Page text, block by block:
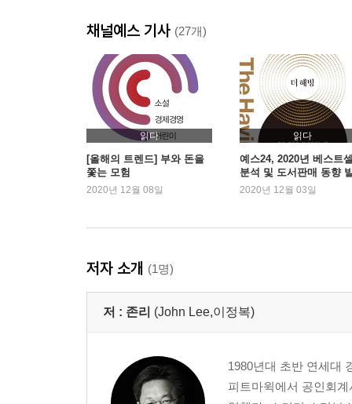
02 일본의 실패를 답습하지 마라
03 좁은 시야의 재테크에서 벗어나라
04 자녀를 일찍부터 자본가의 길로 이끌어라
05 황금알 낳는 거위를 죽이지 마라
06 주식이나 주식형 펀드에 반드시 투자해라
07 주식 vs. 펀드
08 편견에서 벗어나라
3장 경제독립을 위한 여정 10단계
3단계 부채를 줄여라
4단계 매일 1만 원씩 여유자금을 만들어 투자해라
5단계 퇴직연금제도를 활용해라
7단계 경제독립, 온 가족이 함께해라
8단계 구체적 목표를 세워라
9단계 당신이 전문가임을 깨달아라
채널예스 기사 (27개)
읽다
[올해의 트렌드] 부와 돈을
쫓는 모험
2020년 12월 08일
읽다
예스24, 2020년 베스트
분석 및 도서판매 동향
2020년 12월 03일
저자 소개 (1명)
저 : 존리 (John Lee,이정복)
1980년대 초반 연세대
피트마윅에서 공인회